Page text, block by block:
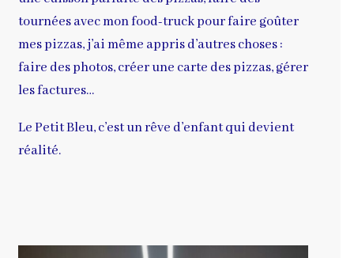
tournées avec mon food-truck pour faire goûter
mes pizzas, j’ai même appris d’autres choses :
faire des photos, créer une carte des pizzas, gérer
les factures…
Le Petit Bleu, c’est un rêve d’enfant qui devient
réalité.